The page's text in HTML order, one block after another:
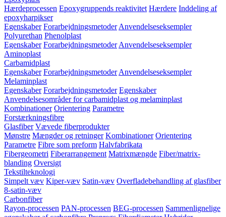
Hærdeprocessen Epoxygruppends reaktivitet Hærdere Inddeling af
epoxyharpikser
Egenskaber Forarbejdningsmetoder Anvendelseseksempler
Polyurethan Phenolplast
Egenskaber Forarbejdningsmetoder Anvendelseseksempler
Aminoplast
Carbamidplast
Egenskaber Forarbejdningsmetoder Anvendelseseksempler
Melaminplast
Egenskaber Forarbejdningsmetoder Egenskaber
Anvendelsesområder for carbamidplast og melaminplast
Kombinationer Orientering Parametre
Forstærkningsfibre
Glasfiber Vævede fiberprodukter
Mønstre Mængder og retninger Kombinationer Orientering
Parametre Fibre som preform Halvfabrikata
Fibergeometri Fiberarrangement Matrixmængde Fiber/matrix-
blanding Oversigt
Tekstilteknologi
Simpelt væv Kiper-væv Satin-væv Overfladebehandling af glasfiber
8-satin-væv
Carbonfiber
Rayon-processen PAN-processen BEG-processen Sammenlignelige